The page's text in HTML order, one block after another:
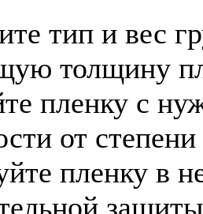
тип и вес
толщину
пленку с
от
пленку в